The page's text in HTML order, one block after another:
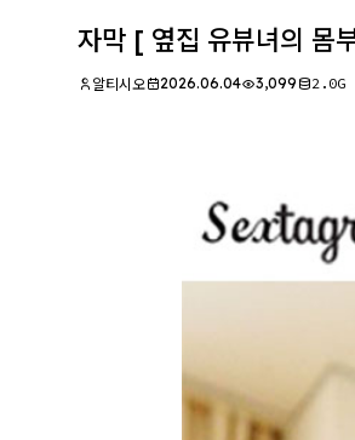
자막 [ 옆집 유뷰녀의 몸
알티시오 2026.06.04 3,099 2.0G